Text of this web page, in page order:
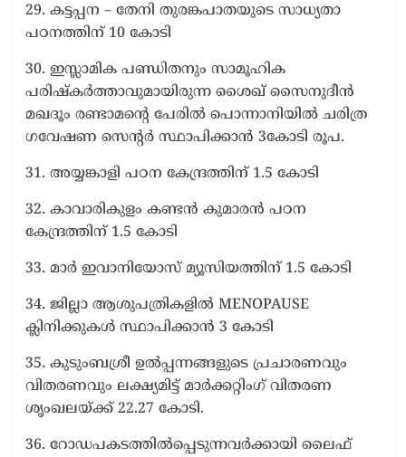
29. കട്ടപ്പന – തേനി തുരങ്കപാതയുടെ സാധ്യതാ
പഠനത്തിന് 10 കോടി
30. ഇസ്ലാമിക പണ്ഡിതനും സാമൂഹിക
പരിഷ്കര്‍ത്താവുമായിരുന്ന ശൈഖ് സൈനുദീന്‍
മഖദൂം രണ്ടാമന്റെ പേരില്‍ പൊന്നാനിയില്‍ ചരിത്ര
ഗവേഷണ സെന്റര്‍ സ്ഥാപിക്കാന്‍ 3കോടി രൂപ.
31. അയ്യങ്കാളി പഠന കേന്ദ്രത്തിന് 1.5 കോടി
32. കാവാരികുളം കണ്ടന്‍ കുമാരന്‍ പഠന
കേന്ദ്രത്തിന് 1.5 കോടി
33. മാര്‍ ഇവാനിയോസ് മ്യൂസിയത്തിന് 1.5 കോടി
34. ജില്ലാ ആശുപത്രികളില്‍ MENOPAUSE
ക്ലിനിക്കുകള്‍ സ്ഥാപിക്കാന്‍ 3 കോടി
35. കുടുംബശ്രീ ഉല്‍പ്പന്നങ്ങളുടെ പ്രചാരണവും
വിതരണവും ലക്ഷ്യമിട്ട് മാര്‍ക്കറ്റിംഗ് വിതരണ
ശൃംഖലയ്ക്ക് 22.27 കോടി.
36. റോഡപകടത്തില്‍പ്പെടുന്നവര്‍ക്കായി ലൈഫ്